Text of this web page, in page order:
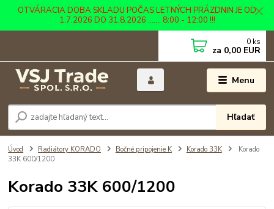
OTVÁRACIA DOBA SKLADU POČAS LETNÝCH PRÁZDNIN JE OD
1.7.2026 DO 31.8.2026 ....... 8:00 - 12:00 !!!
Menu
Hľadať
0 ks
za 0,00 EUR
Úvod Radiátory KORADO Bočné pripojenie K Korado 33K
Korado
33K 600/1200
Korado 33K 600/1200